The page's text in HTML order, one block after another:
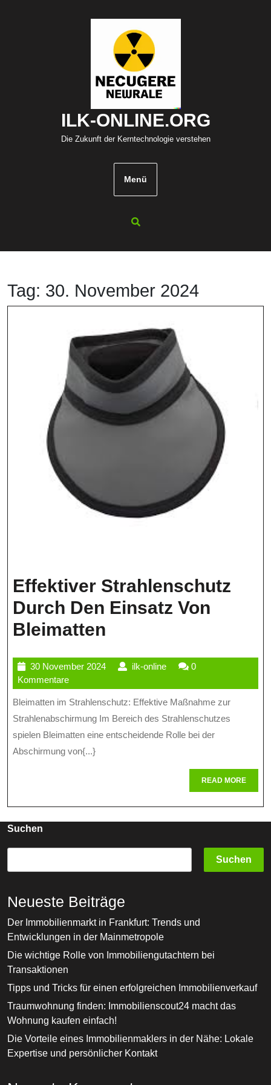
ILK-ONLINE.ORG
Die Zukunft der Kerntechnologie verstehen
Menü
Tag: 30. November 2024
Effektiver Strahlenschutz
Durch Den Einsatz Von
Bleimatten
Durch
Den
Einsatz
Von
30 November 202430
2024
ilk-onlineilk-
0
Kommentare
Bleimatten im Strahlenschutz: Effektive Maßnahme zur
Strahlenabschirmung Im Bereich des Strahlenschutzes
spielen Bleimatten eine entscheidende Rolle bei der
Abschirmung von{...}
READ MOREREAD
MORE
Suchen
Suchen
Neueste Beiträge
Der Immobilienmarkt in Frankfurt: Trends und
Entwicklungen in der Mainmetropole
Die wichtige Rolle von Immobiliengutachtern bei
Transaktionen
Tipps und Tricks für einen erfolgreichen Immobilienverkauf
Traumwohnung finden: Immobilienscout24 macht das
Wohnung kaufen einfach!
Die Vorteile eines Immobilienmaklers in der Nähe: Lokale
Expertise und persönlicher Kontakt